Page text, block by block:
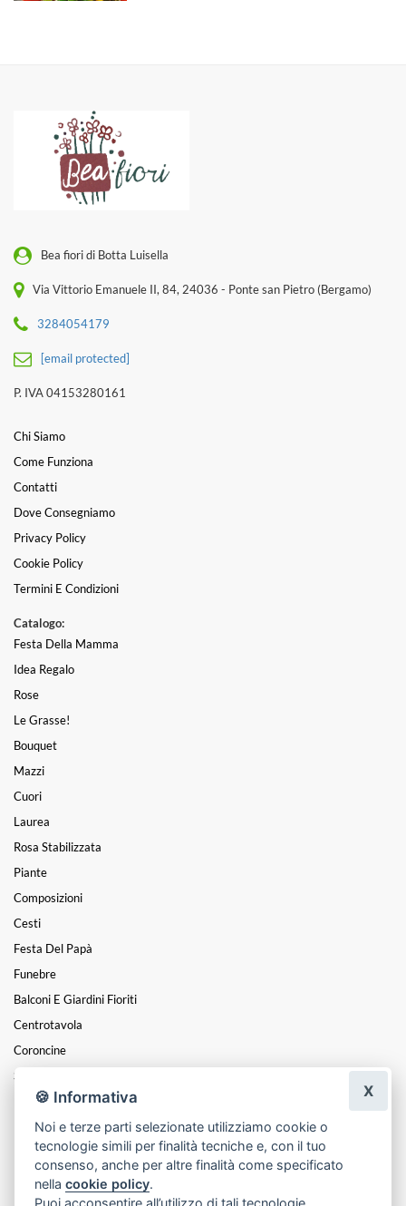
Bea fiori di Botta Luisella
Via Vittorio Emanuele II, 84, 24036 - Ponte san Pietro (Bergamo)
3284054179
[email protected]
P. IVA 04153280161
Chi Siamo
Come Funziona
Contatti
Dove Consegniamo
Privacy Policy
Cookie Policy
Termini E Condizioni
Catalogo:
Festa Della Mamma
Idea Regalo
Rose
Le Grasse!
Bouquet
Mazzi
Cuori
Laurea
Rosa Stabilizzata
Piante
Composizioni
Cesti
Festa Del Papà
Funebre
Balconi E Giardini Fioriti
Centrotavola
Coroncine
San Valentino
Festa Della Donna
Non Solo Vero
Festa Dei Nonni
🍪 Informativa
Noi e terze parti selezionate utilizziamo cookie o
tecnologie simili per finalità tecniche e, con il tuo
consenso, anche per altre finalità come specificato
nellacookie policy.
Puoi acconsentire all’utilizzo di tali tecnologie
X